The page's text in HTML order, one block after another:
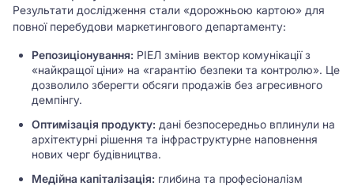
Результати дослідження стали «дорожньою картою» для
повної перебудови маркетингового департаменту:
Репозиціонування: РІЕЛ змінив вектор комунікації з
«найкращої ціни» на «гарантію безпеки та контролю». Це
дозволило зберегти обсяги продажів без агресивного
демпінгу.
Оптимізація продукту: дані безпосередньо вплинули на
архітектурні рішення та інфраструктурне наповнення
нових черг будівництва.
Медійна капіталізація: глибина та професіоналізм